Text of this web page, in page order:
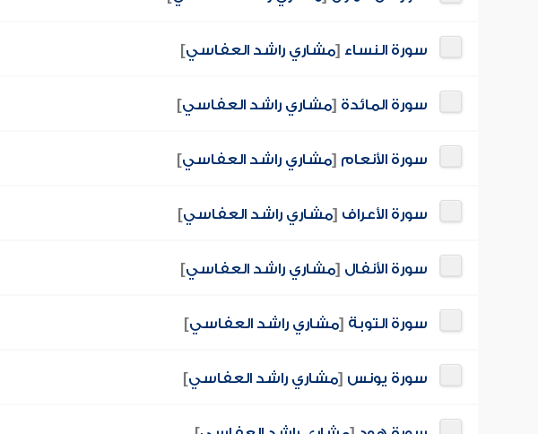
سورة النساء [مشاري راشد العفاسي]
سورة المائدة [مشاري راشد العفاسي]
سورة الأنعام [مشاري راشد العفاسي]
سورة الأعراف [مشاري راشد العفاسي]
سورة الأنفال [مشاري راشد العفاسي]
سورة التوبة [مشاري راشد العفاسي]
سورة يونس [مشاري راشد العفاسي]